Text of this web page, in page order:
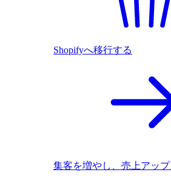
Shopifyへ移行する
集客を増やし、売上アップ